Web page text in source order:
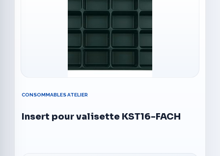
CONSOMMABLES ATELIER
Insert pour valisette KST16-FACH